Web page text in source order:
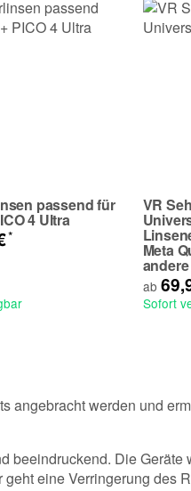
passend für
4 Ultra
*
VR
Meta
andere
ab
Sofort
angebracht werden und
beeindruckend. Die Geräte
eine Verringerung des